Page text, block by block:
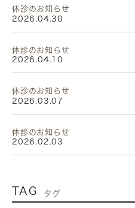
休診のお知らせ
2026.04.30
休診のお知らせ
2026.04.10
休診のお知らせ
2026.03.07
休診のお知らせ
2026.02.03
TAG タグ